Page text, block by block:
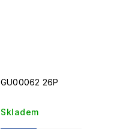
GU00062 26P
Skladem